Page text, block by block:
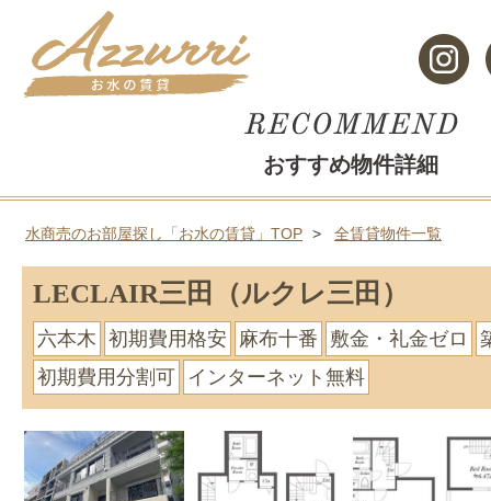
おすすめ物件詳細
水商売のお部屋探し「お水の賃貸」TOP 全賃貸物件一覧
LECLAIR三田（ルクレ三田）
六本木 初期費用格安 麻布十番 敷金・礼金ゼロ
初期費用分割可
インターネット無料